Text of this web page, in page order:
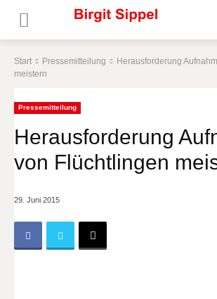
Start Pressemitteilung
Herausforderung
meistern
Pressemitteilung
Herausforderung
von Flüchtlingen
29. Juni 2015